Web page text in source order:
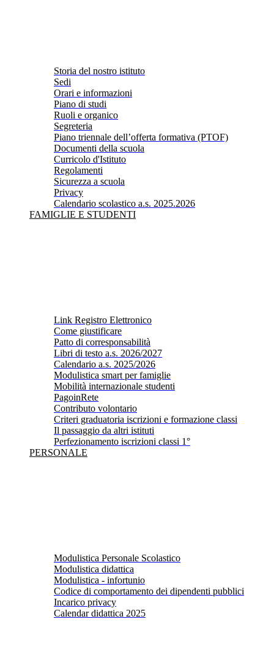
Storia del nostro istituto
Sedi
Orari e informazioni
Piano di studi
Ruoli e organico
Segreteria
Piano triennale dell’offerta formativa (PTOF)
Documenti della scuola
Curricolo d'Istituto
Regolamenti
Sicurezza a scuola
Privacy
Calendario scolastico a.s. 2025.2026
FAMIGLIE E STUDENTI
Link Registro Elettronico
Come giustificare
Patto di corresponsabilità
Libri di testo a.s. 2026/2027
Calendario a.s. 2025/2026
Modulistica smart per famiglie
Mobilità internazionale studenti
PagoinRete
Contributo volontario
Criteri graduatoria iscrizioni e formazione classi
Il passaggio da altri istituti
Perfezionamento iscrizioni classi 1°
PERSONALE
Modulistica Personale Scolastico
Modulistica didattica
Modulistica - infortunio
Codice di comportamento dei dipendenti pubblici
Incarico privacy
Calendar didattica 2025